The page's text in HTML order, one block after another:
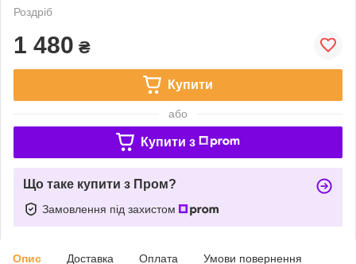
Роздріб
1 480 ₴
Купити
або
Купити з
Що таке купити з Пром?
Замовлення під захистом
Опис Доставка Оплата Умови повернення